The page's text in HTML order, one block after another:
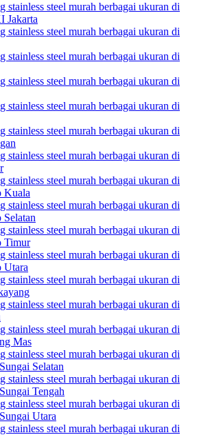
steel murah berbagai ukuran di
Jakarta
steel murah berbagai ukuran di
steel murah berbagai ukuran di
steel murah berbagai ukuran di
steel murah berbagai ukuran di
steel murah berbagai ukuran di
steel murah berbagai ukuran di
steel murah berbagai ukuran di
Kuala
steel murah berbagai ukuran di
Selatan
steel murah berbagai ukuran di
Timur
steel murah berbagai ukuran di
Utara
steel murah berbagai ukuran di
steel murah berbagai ukuran di
steel murah berbagai ukuran di
Mas
steel murah berbagai ukuran di
Selatan
steel murah berbagai ukuran di
Tengah
steel murah berbagai ukuran di
Utara
steel murah berbagai ukuran di